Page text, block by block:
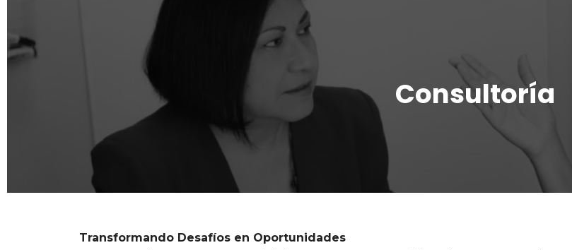
Consultoría
Transformando Desafíos en Oportunidades